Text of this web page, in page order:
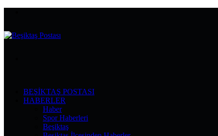
BEŞIKTAŞ POSTASI
HABERLER
Haber
Spor Haberleri
Beşiktaş